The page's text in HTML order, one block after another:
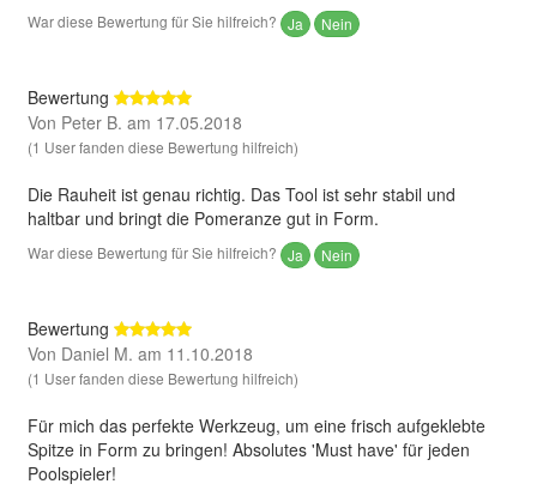
War diese Bewertung für Sie hilfreich? Ja Nein
Bewertung
Von Peter B. am 17.05.2018
(1 User fanden diese Bewertung hilfreich)
Die Rauheit ist genau richtig. Das Tool ist sehr stabil und
haltbar und bringt die Pomeranze gut in Form.
War diese Bewertung für Sie hilfreich? Ja Nein
Bewertung
Von Daniel M. am 11.10.2018
(1 User fanden diese Bewertung hilfreich)
Für mich das perfekte Werkzeug, um eine frisch aufgeklebte
Spitze in Form zu bringen! Absolutes 'Must have' für jeden
Poolspieler!